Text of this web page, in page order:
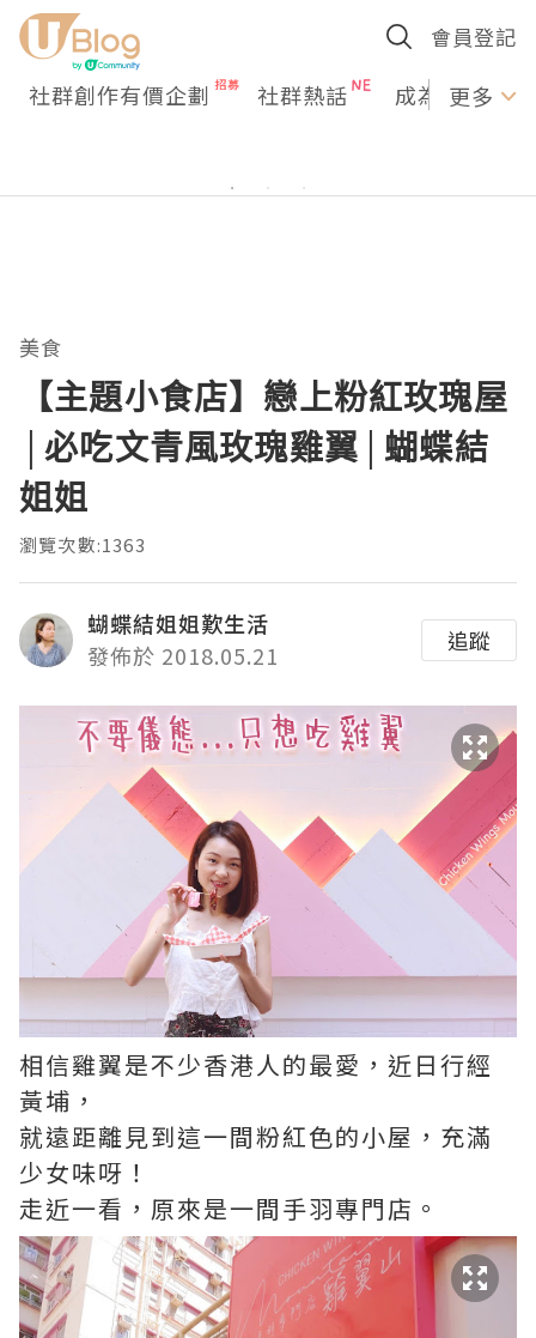
會員登記
社群創作有價企劃 社群熱話 成為U更多
美食
【主題小食店】戀上粉紅玫瑰屋
│必吃文青風玫瑰雞翼│蝴蝶結
姐姐
瀏覽次數:1363
蝴蝶結姐姐歎生活
發佈於 2018.05.21
追蹤
相信雞翼是不少香港人的最愛，近日行經
黃埔，
就遠距離見到這一間粉紅色的小屋，充滿
少女味呀！
走近一看，原來是一間手羽專門店。